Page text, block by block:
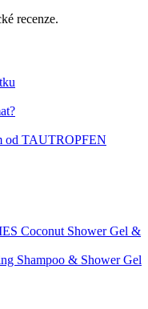
recenze.
od TAUTROPFEN
Coconut Shower Gel &
Shampoo & Shower Gel